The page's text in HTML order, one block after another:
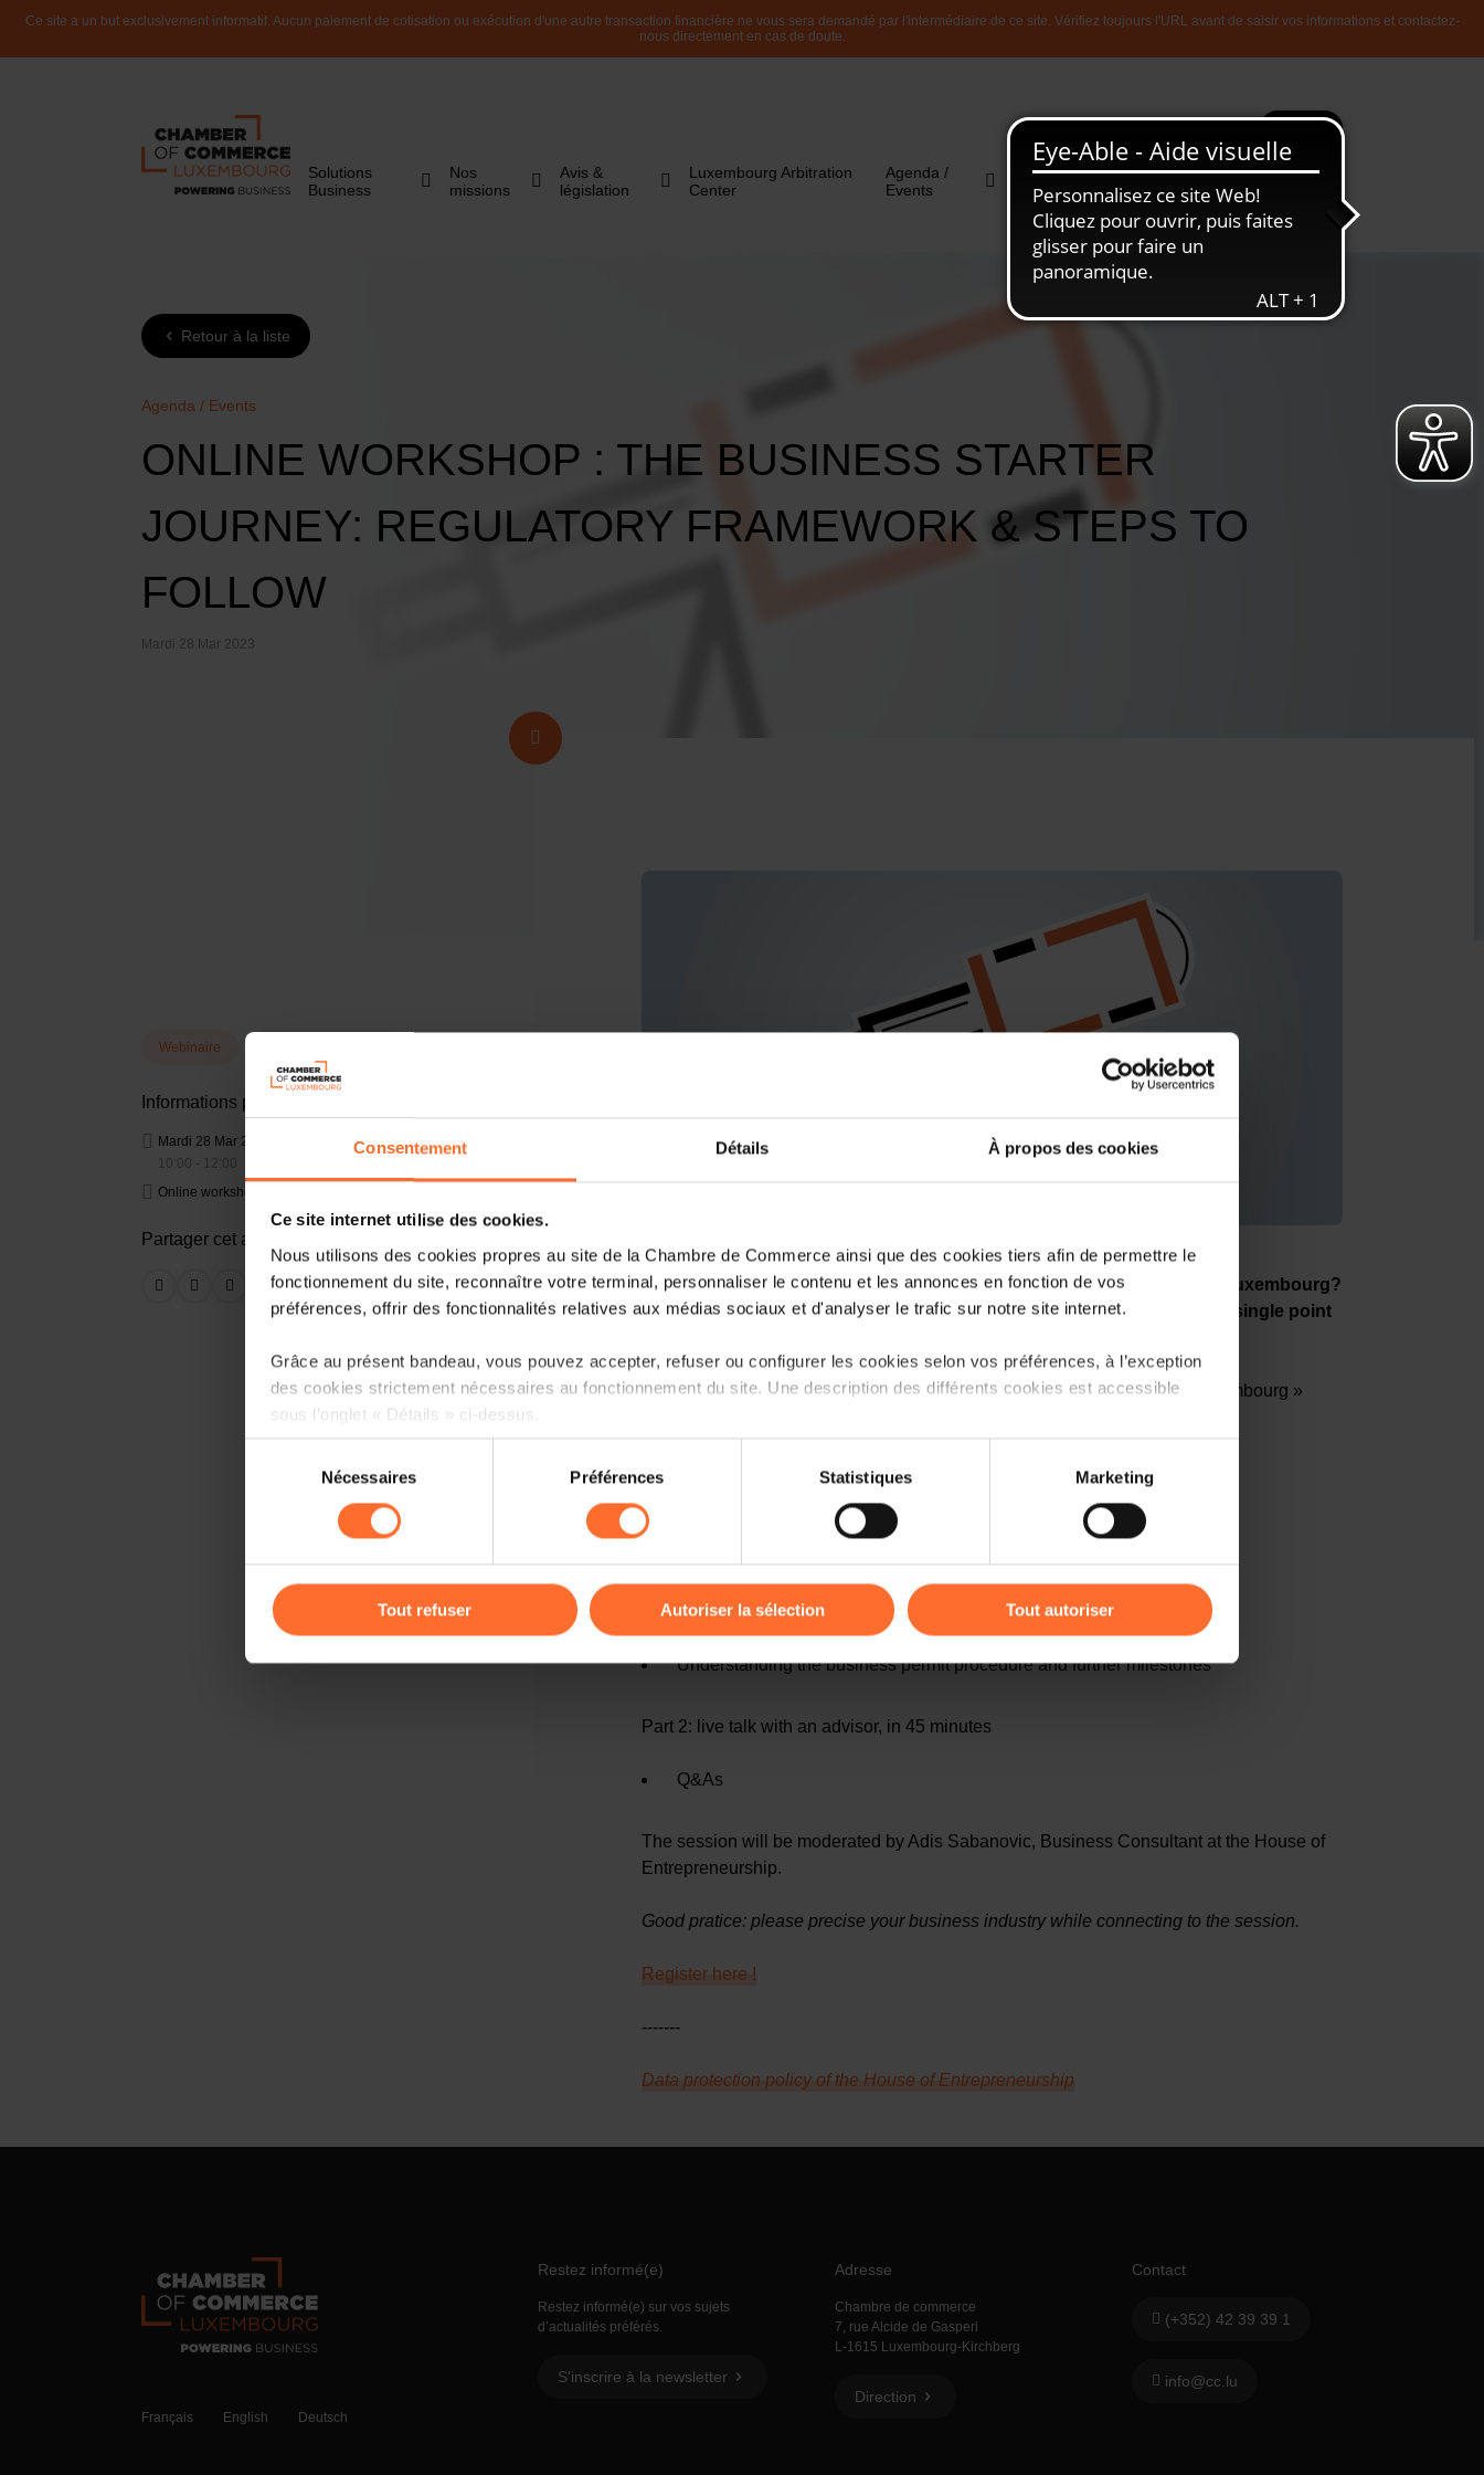
Consentement Détails À propos des cookies
Ce site internet utilise des cookies.
Nous utilisons des cookies propres au site de la Chambre de Commerce ainsi que des cookies tiers afin de permettre le
fonctionnement du site, reconnaître votre terminal, personnaliser le contenu et les annonces en fonction de vos
préférences, offrir des fonctionnalités relatives aux médias sociaux et d'analyser le trafic sur notre site internet.
Grâce au présent bandeau, vous pouvez accepter, refuser ou configurer les cookies selon vos préférences, à l’exception
des cookies strictement nécessaires au fonctionnement du site. Une description des différents cookies est accessible
sous l’onglet « Détails » ci-dessus.
Il est précisé que la navigation sur le site et certaines fonctionnalités (ex : lecture de vidéos, partage sur les réseaux
sociaux, sauvegarde des préférences de lecture vidéo, personnalisation de l’affichage du site) peuvent être affectées en
cas de refus de tous les cookies ou des cookies non nécessaires.
gauche de chaque page.
Charte d’usage des cookies
Politique de protection des données
consentement
Nécessaires Préférences Statistiques Marketing
Tout refuser Autoriser la sélection Tout autoriser
Ce site a un but exclusivement informatif. Aucun paiement de cotisation ou exécution d'une autre transaction financière ne vous sera demandé par l'intermédiaire de ce site. Vérifiez toujours l'URL avant de saisir vos informations et contactez-
nous directement en cas de doute.
Solutions
Business
Nos
missions
Avis &
législation
Luxembourg Arbitration
Center
Agenda /
Events
Toute
l'information
L'Economie
Luxembourgeoise
Retour à la liste
Agenda / Events
ONLINE WORKSHOP : THE BUSINESS STARTER
JOURNEY: REGULATORY FRAMEWORK & STEPS TO
FOLLOW
Mardi 28 Mar 2023
Webinaire
Informations pratiques
Mardi 28 Mar 2023
10:00 - 12:00
Online workshop
Partager cet article
You are starting a business from scratch or buying an existing one in Luxembourg?
Let’s get guided by the advisors of the House of Entrepreneurship, the single point
How? Attend the upcoming workshop « the business starter journey in Luxembourg »
Agenda
First part: tutorial in 45 minutes
Key administrative, legal & fiscal considerations
Understanding the business permit procedure and further milestones
Part 2: live talk with an advisor, in 45 minutes
Q&As
The session will be moderated by Adis Sabanovic, Business Consultant at the House of
Entrepreneurship.
Good pratice: please precise your business industry while connecting to the session.
Register here !
-------
Data protection policy of the House of Entrepreneurship
Français English Deutsch
Restez informé(e)
Restez informé(e) sur vos sujets
d’actualités préférés.
S'inscrire à la newsletter
Adresse
Chambre de commerce
7, rue Alcide de Gasperi
L-1615 Luxembourg-Kirchberg
Direction
Contact
(+352) 42 39 39 1
info@cc.lu